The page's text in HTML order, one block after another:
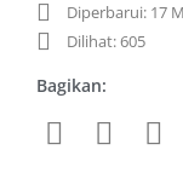
Diperbarui: 17
Dilihat: 605
Bagikan: